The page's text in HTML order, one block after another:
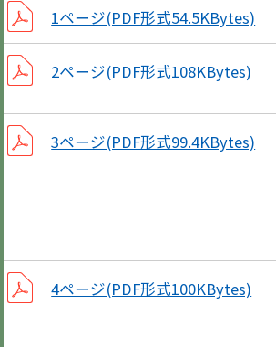
1ページ(PDF形式54.5KBytes)
2ページ(PDF形式108KBytes)
3ページ(PDF形式99.4KBytes)
4ページ(PDF形式100KBytes)